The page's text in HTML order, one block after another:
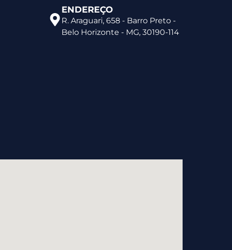
ENDEREÇO
R. Araguari, 658 - Barro Preto -
Belo Horizonte - MG, 30190-114